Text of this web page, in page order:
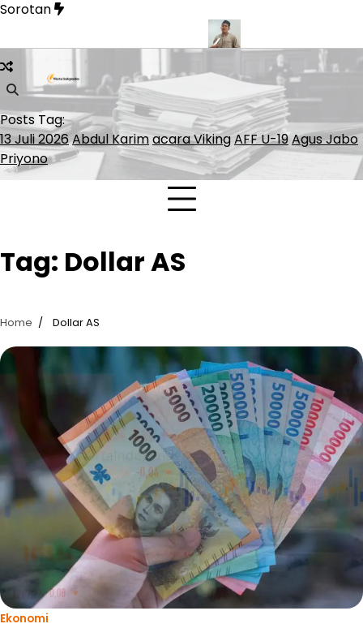
Skip
content
Sorotan
Tertinggal Bernilai Rp1,16 Miliar KemenHAM Babel Siap
Posts Tag:
13 Juli 2026Abdul Karimacara VikingAFF U-19Agus Jabo
Priyono
Tag: Dollar AS
Home Dollar AS
Ekonomi